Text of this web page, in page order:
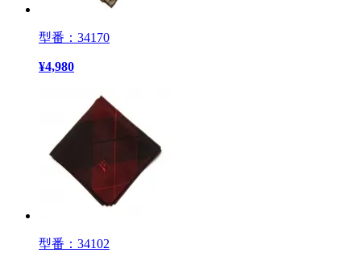
型番：34170
¥4,980
型番：34102